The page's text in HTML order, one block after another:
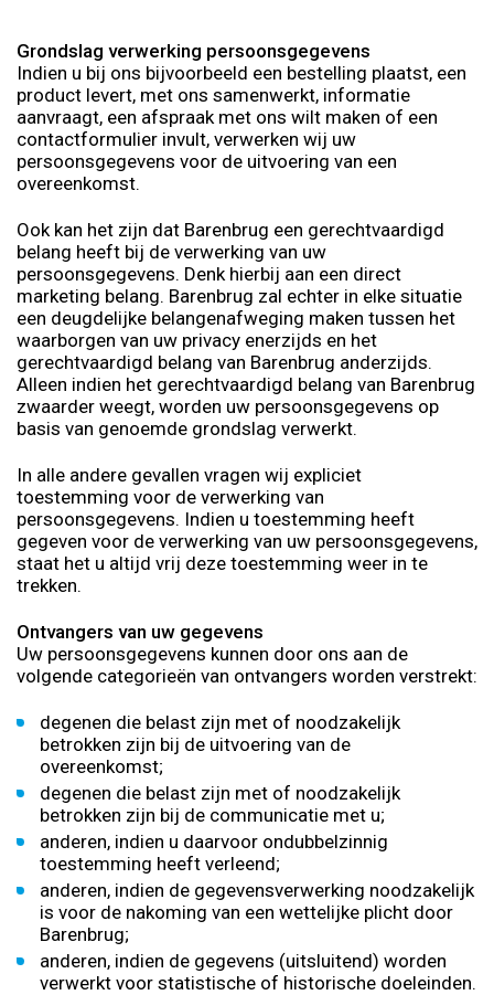
Grondslag verwerking persoonsgegevens
Indien u bij ons bijvoorbeeld een bestelling plaatst, een
product levert, met ons samenwerkt, informatie
aanvraagt, een afspraak met ons wilt maken of een
contactformulier invult, verwerken wij uw
persoonsgegevens voor de uitvoering van een
overeenkomst.
Ook kan het zijn dat Barenbrug een gerechtvaardigd
belang heeft bij de verwerking van uw
persoonsgegevens. Denk hierbij aan een direct
marketing belang. Barenbrug zal echter in elke situatie
een deugdelijke belangenafweging maken tussen het
waarborgen van uw privacy enerzijds en het
gerechtvaardigd belang van Barenbrug anderzijds.
Alleen indien het gerechtvaardigd belang van Barenbrug
zwaarder weegt, worden uw persoonsgegevens op
basis van genoemde grondslag verwerkt.
In alle andere gevallen vragen wij expliciet
toestemming voor de verwerking van
persoonsgegevens. Indien u toestemming heeft
gegeven voor de verwerking van uw persoonsgegevens,
staat het u altijd vrij deze toestemming weer in te
trekken.
Ontvangers van uw gegevens
Uw persoonsgegevens kunnen door ons aan de
volgende categorieën van ontvangers worden verstrekt:
degenen die belast zijn met of noodzakelijk
betrokken zijn bij de uitvoering van de
overeenkomst;
degenen die belast zijn met of noodzakelijk
betrokken zijn bij de communicatie met u;
anderen, indien u daarvoor ondubbelzinnig
toestemming heeft verleend;
anderen, indien de gegevensverwerking noodzakelijk
is voor de nakoming van een wettelijke plicht door
Barenbrug;
anderen, indien de gegevens (uitsluitend) worden
verwerkt voor statistische of historische doeleinden.